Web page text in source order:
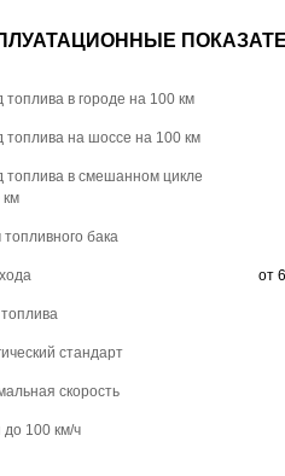
топлива в городе на 100 км
топлива на шоссе на 100 км
топлива в смешанном цикле
км
бака
от
стандарт
скорость
до 100 км/ч